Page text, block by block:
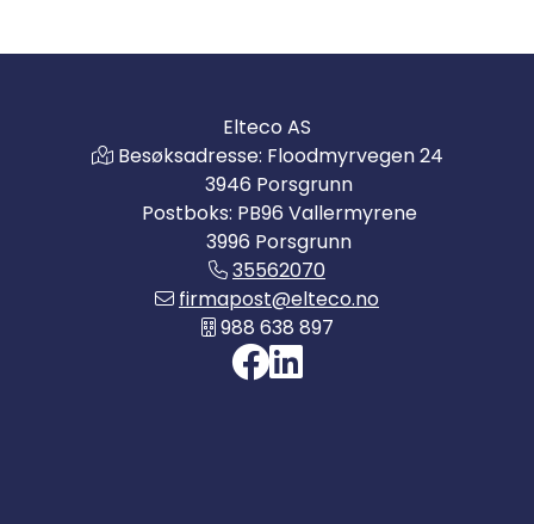
Elteco AS
Besøksadresse: Floodmyrvegen 24
3946 Porsgrunn
Postboks: PB96 Vallermyrene
3996 Porsgrunn
35562070
firmapost@elteco.no
988 638 897